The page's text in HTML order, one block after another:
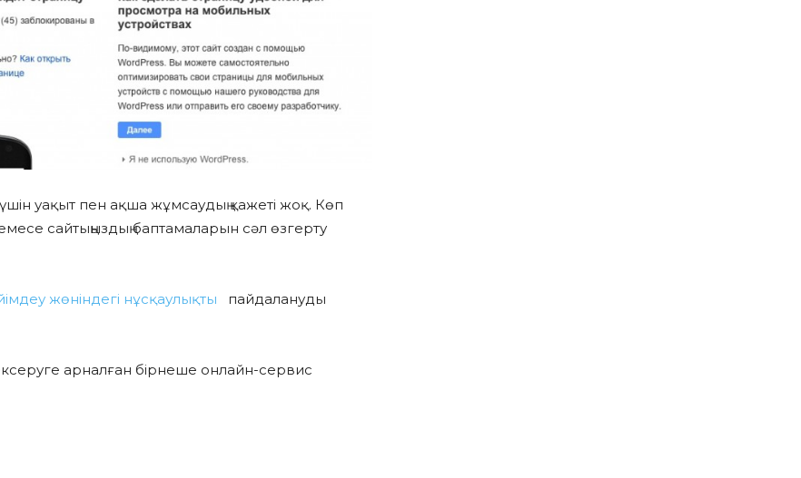
уақыт пен ақша жұмсаудың қажеті жоқ. Көп
сайтыңыздың баптамаларын сәл өзгерту
жөніндегі нұсқаулықты
пайдалануды
арналған бірнеше онлайн-сервис